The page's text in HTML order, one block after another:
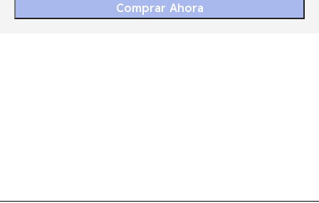
Comprar Ahora